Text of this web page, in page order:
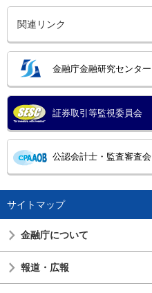
関連リンク
金融庁金融研究センター
証券取引等監視委員会
公認会計士・監査審査会
サイトマップ
金融庁について
報道・広報